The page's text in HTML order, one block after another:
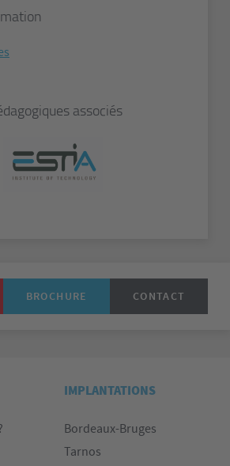
associés
BROCHURE CONTACT
IMPLANTATIONS
Bordeaux-Bruges
Tarnos